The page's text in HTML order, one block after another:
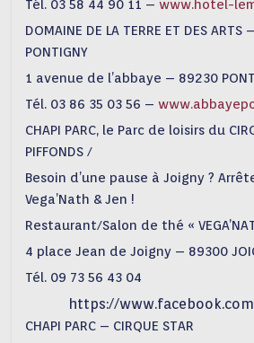
Tél. 03 58 44 90 11 –www.hotel-
DOMAINE DE LA TERRE ET DES ARTS
PONTIGNY
1 avenue de l’abbaye – 89230
Tél. 03 86 35 03 56 –
CHAPI PARC, le Parc de loisirs du
PIFFONDS /
Besoin d’une pause à Joigny ?
Vega’Nath & Jen !
Restaurant/Salon de thé «
4 place Jean de Joigny – 89300
Tél. 09 73 56 43 04
https://
CHAPI PARC – CIRQUE STAR